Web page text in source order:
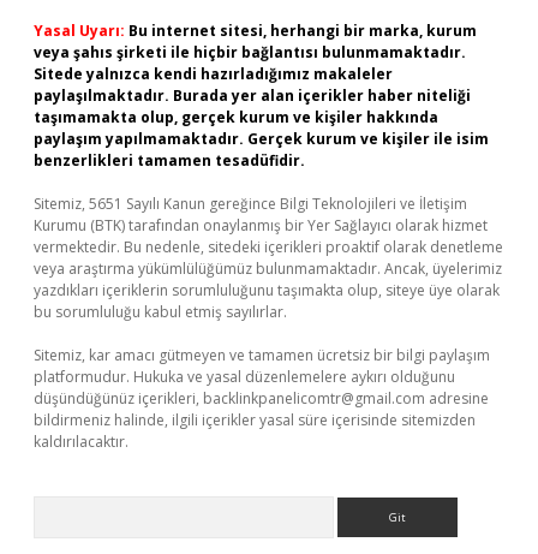
Yasal Uyarı: Bu internet sitesi, herhangi bir marka, kurum
veya şahıs şirketi ile hiçbir bağlantısı bulunmamaktadır.
Sitede yalnızca kendi hazırladığımız makaleler
paylaşılmaktadır. Burada yer alan içerikler haber niteliği
taşımamakta olup, gerçek kurum ve kişiler hakkında
paylaşım yapılmamaktadır. Gerçek kurum ve kişiler ile isim
benzerlikleri tamamen tesadüfidir.
Sitemiz, 5651 Sayılı Kanun gereğince Bilgi Teknolojileri ve İletişim
Kurumu (BTK) tarafından onaylanmış bir Yer Sağlayıcı olarak hizmet
vermektedir. Bu nedenle, sitedeki içerikleri proaktif olarak denetleme
veya araştırma yükümlülüğümüz bulunmamaktadır. Ancak, üyelerimiz
yazdıkları içeriklerin sorumluluğunu taşımakta olup, siteye üye olarak
bu sorumluluğu kabul etmiş sayılırlar.
Sitemiz, kar amacı gütmeyen ve tamamen ücretsiz bir bilgi paylaşım
platformudur. Hukuka ve yasal düzenlemelere aykırı olduğunu
düşündüğünüz içerikleri, backlinkpanelicomtr@gmail.com adresine
bildirmeniz halinde, ilgili içerikler yasal süre içerisinde sitemizden
kaldırılacaktır.